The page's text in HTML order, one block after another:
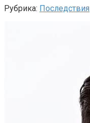
Рубрика: Последствия